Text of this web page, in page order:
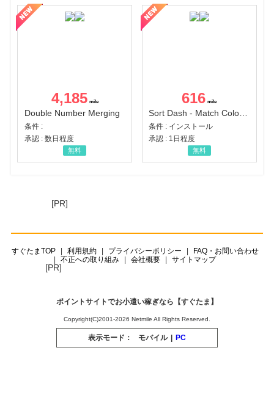
4,185
Double Number Merging
条件 :
承認 : 数日程度
無料
616
条件 : インストール
承認 : 1日程度
無料
[PR]
すぐたまTOP 利用規約 プライバシーポリシー
FAQ・お問い合わせ
不正への取り組み
会社概要 サイトマップ
[PR]
ポイントサイトでお小遣い稼ぎなら【すぐたま】
Copyright(C)2001-2026 Netmile All Rights Reserved.
表示モード： モバイル | PC